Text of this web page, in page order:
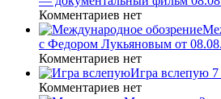
Комментариев нет
с Федором Лукьяновым от
Комментариев нет
Игра вслепую 7
Комментариев нет